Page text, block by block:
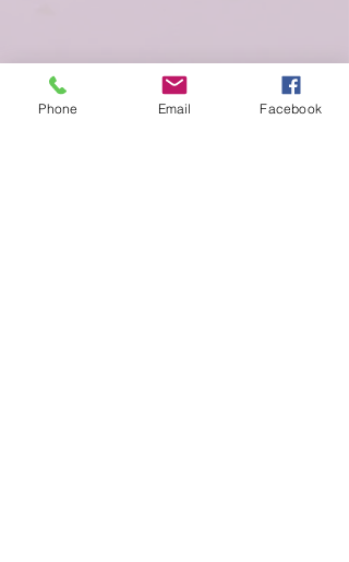
Phone Email Facebook